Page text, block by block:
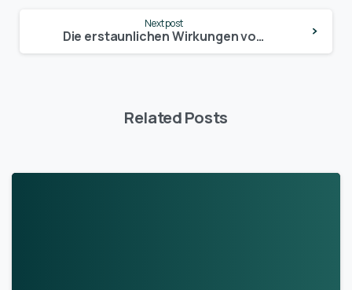
Next post
Die erstaunlichen Wirkungen von medizinischem Cannabis: Alles, was Sie wissen müssen!
Related Posts